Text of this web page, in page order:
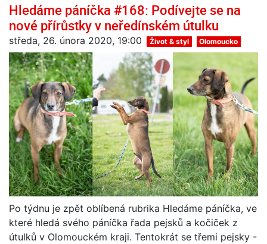
Hledáme páníčka #168: Podívejte se na
nové přírůstky v neředínském útulku
středa, 26. února 2020, 19:00 Život & styl Olomoucko
Po týdnu je zpět oblíbená rubrika Hledáme páníčka, ve
které hledá svého páníčka řada pejsků a kočiček z
útulků v Olomouckém kraji. Tentokrát se třemi pejsky -